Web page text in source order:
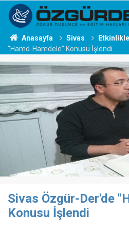
Anasayfa Sivas
"Hamd-Hamdele" Konusu İşlendi
Sivas Özgür-Der'de
Konusu İşlendi